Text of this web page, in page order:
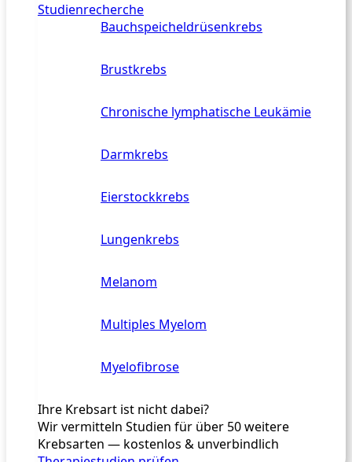
Studienrecherche
Bauchspeicheldrüsenkrebs
Brustkrebs
Chronische lymphatische Leukämie
Darmkrebs
Eierstockkrebs
Lungenkrebs
Melanom
Multiples Myelom
Myelofibrose
Ihre Krebsart ist nicht dabei?
Wir vermitteln Studien für über 50 weitere
Krebsarten — kostenlos & unverbindlich